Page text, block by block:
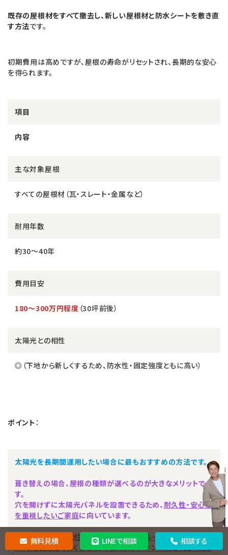
既存の屋根材をすべて撤去し、新しい屋根材と防水シートを敷き直
す方法です。
初期費用は高めですが、屋根の寿命がリセットされ、長期的な安心
を得られます。
項目
内容
主な対象屋根
すべての屋根材（瓦・スレート・金属など）
耐用年数
約30〜40年
費用目安
180〜300万円程度 （30坪前後）
太陽光との相性
◎（下地から新しくするため、防水性・固定強度ともに高い）
ポイント ：
太陽光を長期間運用したい場合に最もおすすめの方法です。
葺き替えの場合、屋根の種類が選べるのが大きなメリットで
す。
穴を開けずに太陽光パネルを設置できるため、耐久性・安心感
を重視したいご家庭に向いています。
特に築20年以上の住宅では、屋根下地やルーフィング（防水シ
ート）を交換しておくことで、今後のメンテナンス費を大きく減ら
無料見積 LINEで相談 相談する